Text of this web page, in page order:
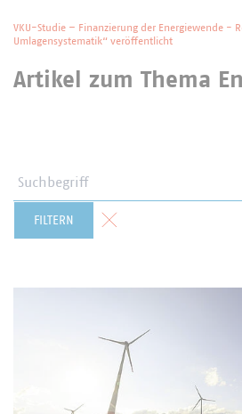
VKU-Studie – Finanzierung der Energiewende -
Umlagensystematik“ veröffentlicht
Artikel zum Thema
FILTERN Formular zurücksetzen